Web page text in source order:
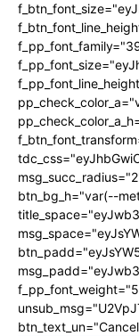
btn_bg_h="var(--